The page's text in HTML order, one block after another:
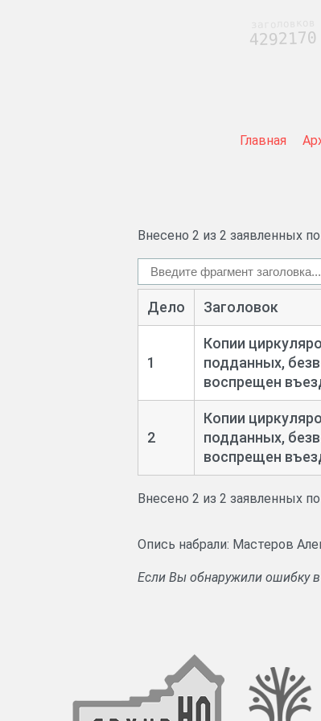
Главная
Внесено 2 из 2 заявленных
Дело Заголовок
1
Копии
подданных,
воспрещен
2
Копии
подданных,
воспрещен
Внесено 2 из 2 заявленных
Опись набрали: Мастеров
Если Вы обнаружили ошибку в
4292170